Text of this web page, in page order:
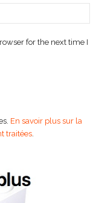
for the next time I
En savoir plus sur la
traitées.